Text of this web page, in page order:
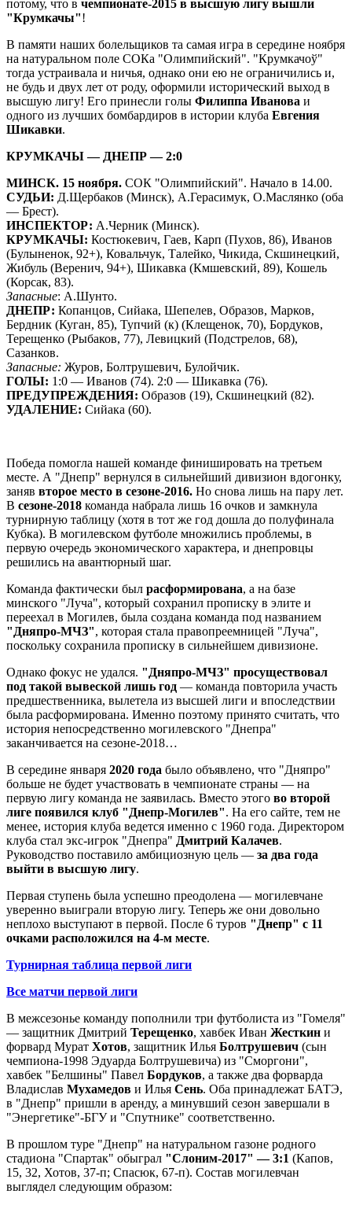
потому, что в чемпионате-2015 в высшую лигу вышли
"Крумкачы"!
В памяти наших болельщиков та самая игра в середине ноября
на натуральном поле СОКа "Олимпийский". "Крумкачоў"
тогда устраивала и ничья, однако они ею не ограничились и,
не будь и двух лет от роду, оформили исторический выход в
высшую лигу! Его принесли голы Филиппа Иванова и
одного из лучших бомбардиров в истории клуба Евгения
Шикавки.
КРУМКАЧЫ — ДНЕПР — 2:0
МИНСК. 15 ноября. СОК "Олимпийский". Начало в 14.00.
СУДЬИ: Д.Щербаков (Минск), А.Герасимук, О.Маслянко (оба
— Брест).
ИНСПЕКТОР: А.Черник (Минск).
КРУМКАЧЫ: Костюкевич, Гаев, Карп (Пухов, 86), Иванов
(Булыненок, 92+), Ковальчук, Талейко, Чикида, Скшинецкий,
Жибуль (Веренич, 94+), Шикавка (Кмшевский, 89), Кошель
(Корсак, 83).
Запасные: А.Шунто.
ДНЕПР: Копанцов, Сийака, Шепелев, Образов, Марков,
Бердник (Куган, 85), Тупчий (к) (Клещенок, 70), Бордуков,
Терещенко (Рыбаков, 77), Левицкий (Подстрелов, 68),
Сазанков.
Запасные: Журов, Болтрушевич, Булойчик.
ГОЛЫ: 1:0 — Иванов (74). 2:0 — Шикавка (76).
ПРЕДУПРЕЖДЕНИЯ: Образов (19), Скшинецкий (82).
УДАЛЕНИЕ: Сийака (60).
Победа помогла нашей команде финишировать на третьем
месте. А "Днепр" вернулся в сильнейший дивизион вдогонку,
заняв второе место в сезоне-2016. Но снова лишь на пару лет.
В сезоне-2018 команда набрала лишь 16 очков и замкнула
турнирную таблицу (хотя в тот же год дошла до полуфинала
Кубка). В могилевском футболе множились проблемы, в
первую очередь экономического характера, и днепровцы
решились на авантюрный шаг.
Команда фактически был расформирована, а на базе
минского "Луча", который сохранил прописку в элите и
переехал в Могилев, была создана команда под названием
"Дняпро-МЧЗ", которая стала правопреемницей "Луча",
поскольку сохранила прописку в сильнейшем дивизионе.
Однако фокус не удался. "Дняпро-МЧЗ" просуществовал
под такой вывеской лишь год — команда повторила участь
предшественника, вылетела из высшей лиги и впоследствии
была расформирована. Именно поэтому принято считать, что
история непосредственно могилевского "Днепра"
заканчивается на сезоне-2018…
В середине января 2020 года было объявлено, что "Дняпро"
больше не будет участвовать в чемпионате страны — на
первую лигу команда не заявилась. Вместо этого во второй
лиге появился клуб "Днепр-Могилев". На его сайте, тем не
менее, история клуба ведется именно с 1960 года. Директором
клуба стал экс-игрок "Днепра" Дмитрий Калачев.
Руководство поставило амбициозную цель — за два года
выйти в высшую лигу.
Первая ступень была успешно преодолена — могилевчане
уверенно выиграли вторую лигу. Теперь же они довольно
неплохо выступают в первой. После 6 туров "Днепр" с 11
очками расположился на 4-м месте.
Турнирная таблица первой лиги
Все матчи первой лиги
В межсезонье команду пополнили три футболиста из "Гомеля"
— защитник Дмитрий Терещенко, хавбек Иван Жесткин и
форвард Мурат Хотов, защитник Илья Болтрушевич (сын
чемпиона-1998 Эдуарда Болтрушевича) из "Сморгони",
хавбек "Белшины" Павел Бордуков, а также два форварда
Владислав Мухамедов и Илья Сень. Оба принадлежат БАТЭ,
в "Днепр" пришли в аренду, а минувший сезон завершали в
"Энергетике"-БГУ и "Спутнике" соответственно.
В прошлом туре "Днепр" на натуральном газоне родного
стадиона "Спартак" обыграл "Слоним-2017" — 3:1 (Капов,
15, 32, Хотов, 37-п; Спасюк, 67-п). Состав могилевчан
выглядел следующим образом: